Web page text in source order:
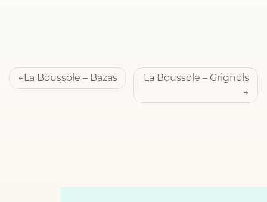
Navigation
de
La Boussole – Bazas La Boussole – Grignols